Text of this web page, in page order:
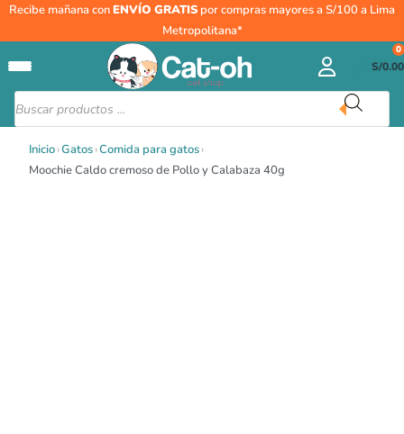
Recibe mañana conENVÍO GRATIS por compras mayores a S/100 a Lima
Metropolitana*
Búsqueda
de
productos
S/0.00
0
Inicio›Gatos›Comida para gatos›
Moochie Caldo cremoso de Pollo y Calabaza 40g
Moochie
de
Pollo
y
40g
cantidad